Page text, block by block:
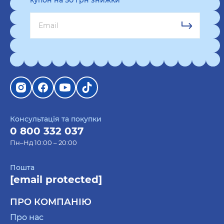
Блокноти з написами – стильні та лаконічні
блокноти, які містять влучні фрази та вислови.
блокнот «Досягай!» чи блокнот «Сміливі
завжди мають щастя». Обирайте в інтернет-
магазині ORNER за вигідною ціною.
поєднання синьо-жовтих кольорів чи вислови,
які знайомі кожному українцю, купуйте серед
блокнотів «Сміливі справи», «Батьківщина-
три, зайві точно не будуть.
Магічні блокноти – ідеально для поціновувачів
астрології, нумерології чи просто тих, хто
Консультація та покупки
0 800 332 037
Пн–Нд 10:00 – 20:00
Пошта
[email protected]
ПРО КОМПАНІЮ
Про нас